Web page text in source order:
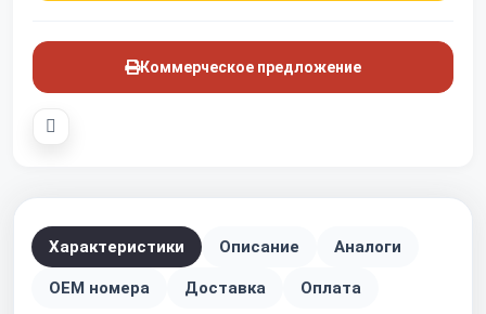
Коммерческое предложение
Характеристики Описание Аналоги
OEM номера Доставка Оплата